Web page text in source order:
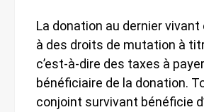
La donation au dernier
à des droits de mutation à
c’est-à-dire des taxes à
bénéficiaire de la donation.
conjoint survivant bénéficie